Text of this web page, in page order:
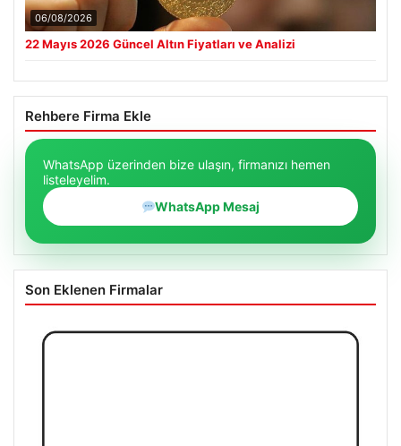
06/08/2026
22 Mayıs 2026 Güncel Altın Fiyatları ve Analizi
Rehbere Firma Ekle
WhatsApp üzerinden bize ulaşın, firmanızı hemen
listeleyelim.
WhatsApp Mesaj
Son Eklenen Firmalar